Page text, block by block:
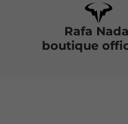
Rafa
boutique